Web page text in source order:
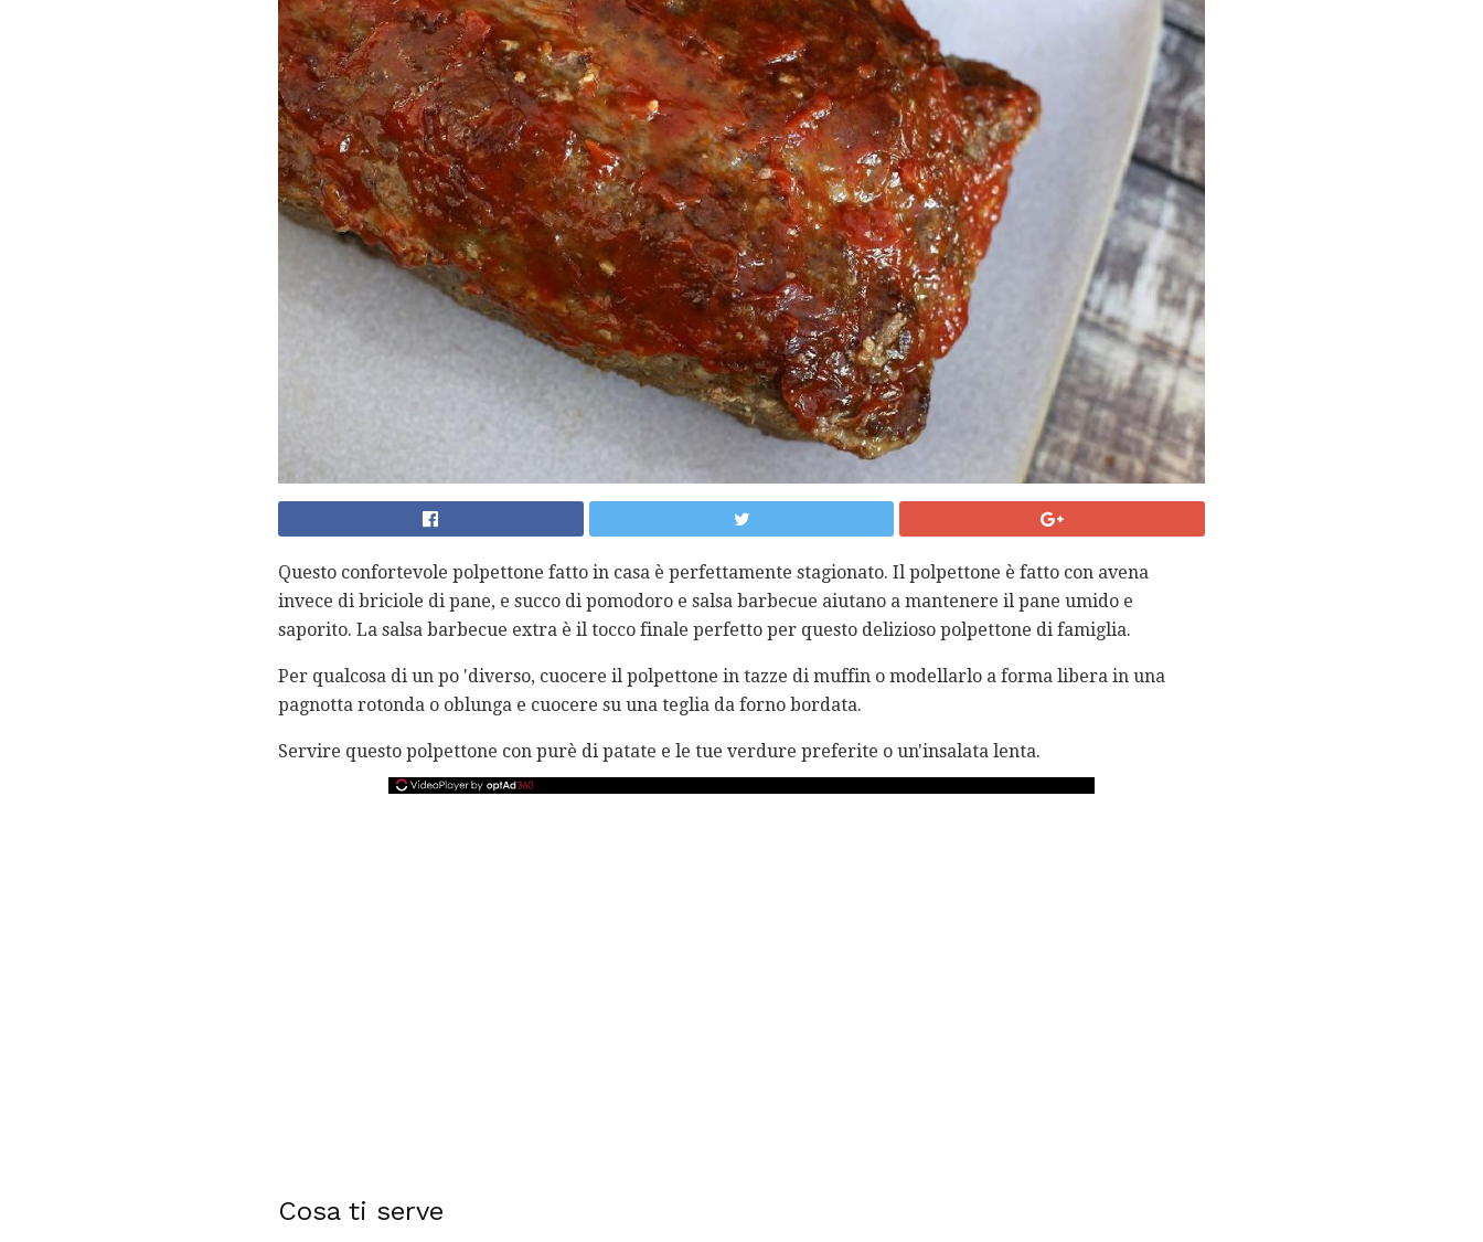
Questo confortevole polpettone fatto in casa è perfettamente stagionato. Il polpettone è fatto con avena
invece di briciole di pane, e succo di pomodoro e salsa barbecue aiutano a mantenere il pane umido e
saporito. La salsa barbecue extra è il tocco finale perfetto per questo delizioso polpettone di famiglia.
Per qualcosa di un po 'diverso, cuocere il polpettone in tazze di muffin o modellarlo a forma libera in una
pagnotta rotonda o oblunga e cuocere su una teglia da forno bordata.
Servire questo polpettone con purè di patate e le tue verdure preferite o un'insalata lenta.
Cosa ti serve